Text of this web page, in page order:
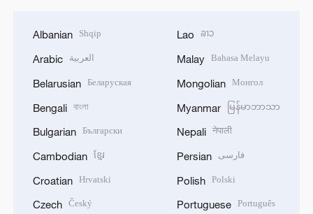
Albanian Shqip
Arabic العربية
Belarusian Беларуская
Bengali বাংলা
Bulgarian Български
Cambodian ខ្មែរ
Croatian Hrvatski
Czech Český
Lao ລາວ
Malay Bahasa Melayu
Mongolian Монгол
Myanmar မြန်မာဘာသာ
Nepali नेपाली
Persian فارسی
Polish Polski
Portuguese Português